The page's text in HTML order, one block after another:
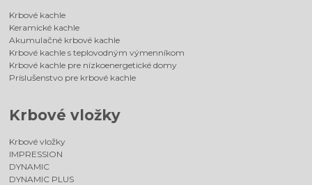
Krbové kachle
Keramické kachle
Akumulačné krbové kachle
Krbové kachle s teplovodným výmenníkom
Krbové kachle pre nízkoenergetické domy
Príslušenstvo pre krbové kachle
Krbové vložky
Krbové vložky
IMPRESSION
DYNAMIC
DYNAMIC PLUS